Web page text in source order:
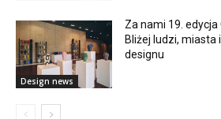
Design news
Za nami 19. edycja
Bliżej ludzi,
designu